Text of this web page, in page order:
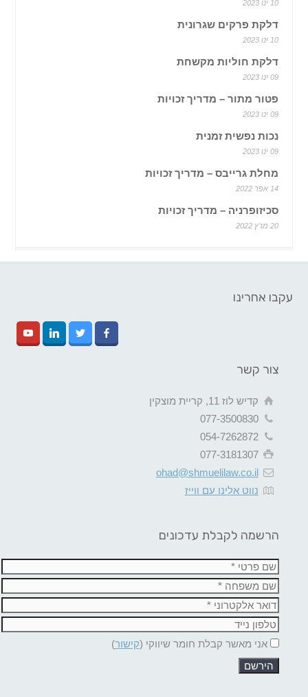
10 ינו 2023
דלקת פרקים שגרונית
10 ינו 2023
דלקת חוליות מקשחת
09 ינו 2023
פטור מתור – מדריך זכויות
09 ינו 2023
נכות נפשית זמנית
09 ינו 2023
מחלת גרייבס – מדריך זכויות
14 אפר 2022
סכיזופרניה – מדריך זכויות
20 מרץ 2022
עקבו אחרינו
צור קשר
קדיש לוז 11, קריית מוצקין
077-3500830
054-7262872
077-3181307
ohad@shmuelilaw.co.il
נווט אלינו עם ווייז
הרשמה לקבלת עדכונים
אני מאשר קבלת חומר שיווקי (קישור)